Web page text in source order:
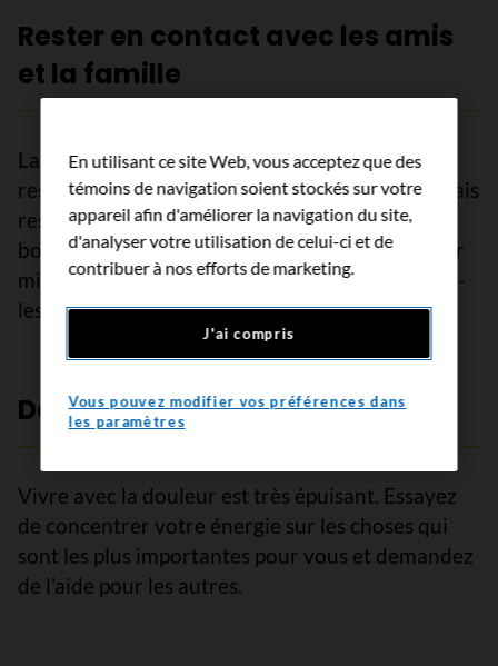
Rester en contact avec les amis
et la famille
La douleur peut faire en sorte que vous vouliez
rester à l’écart et éviter les amis et la famille. Mais
rester en contact avec les amis et la famille est
bon pour vous et vous pourriez ainsi vous sentir
mieux. Faites-leur de courtes visites ou appelez-
les.
Demander de l’aide
Vivre avec la douleur est très épuisant. Essayez
de concentrer votre énergie sur les choses qui
sont les plus importantes pour vous et demandez
de l’aide pour les autres.
En utilisant ce site Web, vous acceptez que des
témoins de navigation soient stockés sur votre
appareil afin d'améliorer la navigation du site,
d'analyser votre utilisation de celui-ci et de
contribuer à nos efforts de marketing.
J'ai compris
Vous pouvez modifier vos préférences dans
les paramètres